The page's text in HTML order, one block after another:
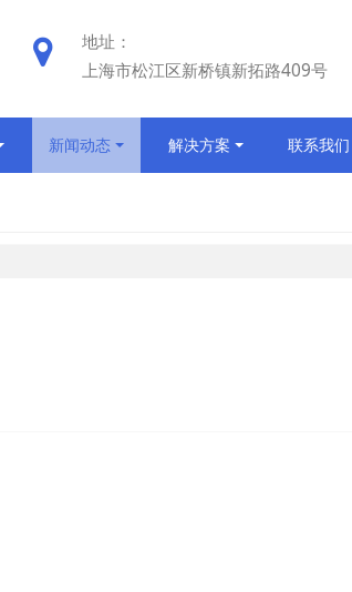
地址：
上海市松江区新桥镇新拓路409号
新闻动态 解决方案 联系我们